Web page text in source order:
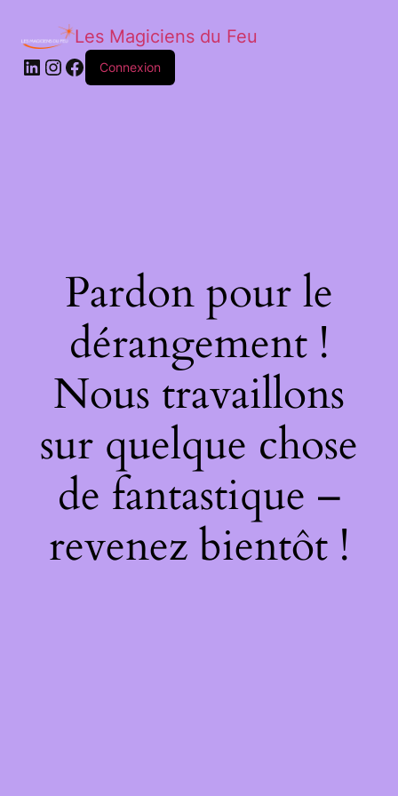
Les Magiciens du Feu
LinkedIn
Instagram
Facebook
Connexion
Pardon pour le
dérangement !
Nous travaillons
sur quelque chose
de fantastique –
revenez bientôt !